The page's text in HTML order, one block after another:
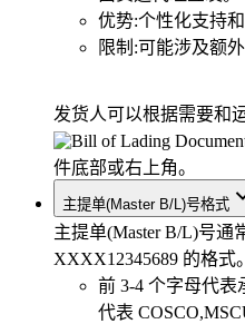
优势:个性化支持和
限制:可能涉及额
发货人可以根据需要和
件底部或右上角。
主提单(Master B/L)号格式
主提单(Master B/L)号
XXXX12345689 的格式。
前 3-4 个字母代表
代表